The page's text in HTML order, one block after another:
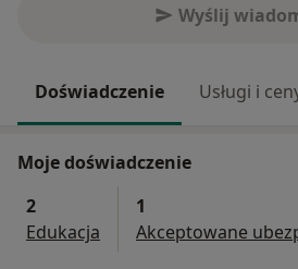
Wyślij
Doświadczenie Usługi i
Moje doświadczenie
2
Edukacja
1
Akceptowane